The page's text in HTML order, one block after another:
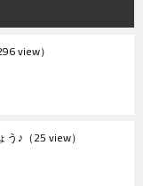
view）
う♪ （25 view）